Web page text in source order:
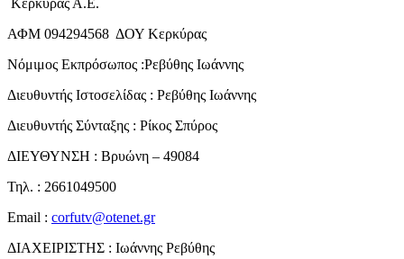
Κέρκυρας Α.Ε.
ΑΦΜ 094294568 ΔΟΥ Κερκύρας
Νόμιμος Εκπρόσωπος :Ρεβύθης Ιωάννης
Διευθυντής Ιστοσελίδας : Ρεβύθης Ιωάννης
Διευθυντής Σύνταξης : Ρίκος Σπύρος
ΔΙΕΥΘΥΝΣΗ : Βρυώνη – 49084
Τηλ. : 2661049500
Email : corfutv@otenet.gr
ΔΙΑΧΕΙΡΙΣΤΗΣ : Ιωάννης Ρεβύθης